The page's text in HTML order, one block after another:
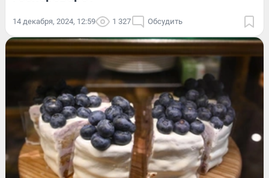
14 декабря, 2024, 12:59 1 327 Обсудить